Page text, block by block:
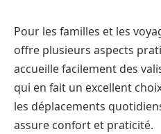
Pour les familles et les
offre plusieurs aspects
accueille facilement des
qui en fait un excellent
les déplacements
assure confort et praticité.